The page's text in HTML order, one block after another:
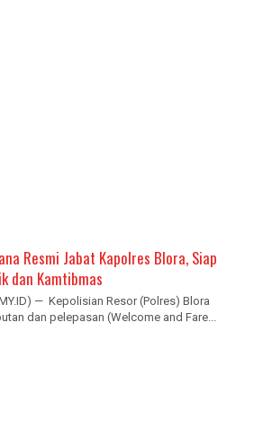
Resmi Jabat Kapolres Blora, Siap
dan Kamtibmas
— Kepolisian Resor (Polres) Blora
dan pelepasan (Welcome and Fare...